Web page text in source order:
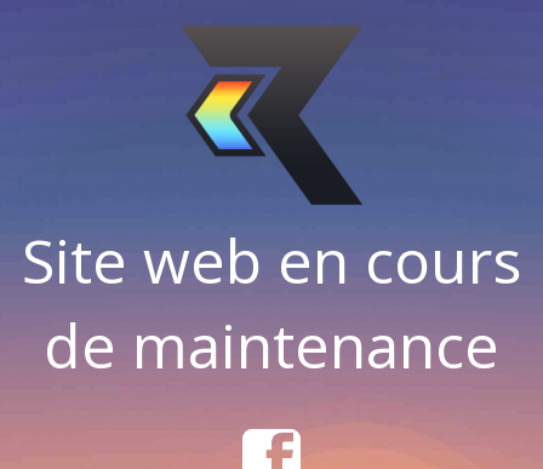
Site web en cours
de maintenance